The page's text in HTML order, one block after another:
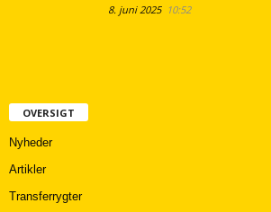
8. juni 202510:52
OVERSIGT
Nyheder
Artikler
Transferrygter